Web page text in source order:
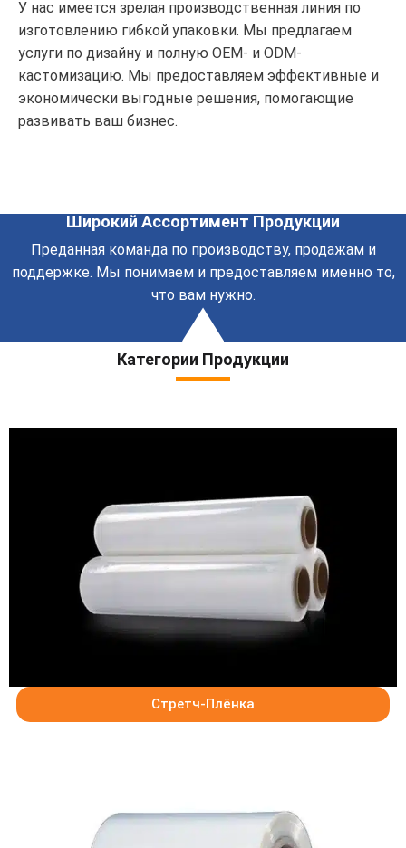
У нас имеется зрелая производственная линия по
изготовлению гибкой упаковки. Мы предлагаем
услуги по дизайну и полную OEM- и ODM-
кастомизацию. Мы предоставляем эффективные и
экономически выгодные решения, помогающие
развивать ваш бизнес.
Широкий Ассортимент Продукции
Преданная команда по производству, продажам и
поддержке. Мы понимаем и предоставляем именно то,
что вам нужно.
Категории Продукции
Стретч-Плёнка